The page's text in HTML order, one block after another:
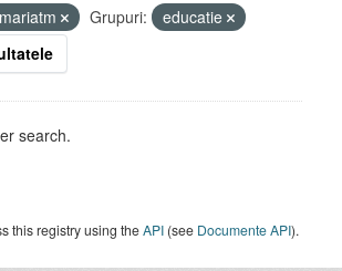
Grupuri:
educatie
search.
this registry using theAPI (see Documente API).